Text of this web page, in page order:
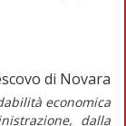
di Novara
economica
dalla